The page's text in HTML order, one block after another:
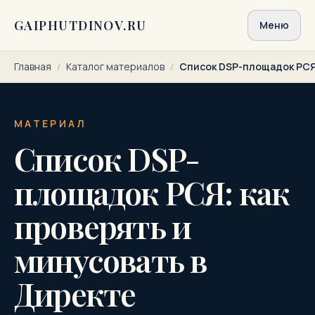
GAIPHUTDINOV.RU Меню
Главная / Каталог материалов / Список DSP-площадок
МАТЕРИАЛ
Список DSP-
площадок РСЯ: как
проверять и
минусовать в
Директе